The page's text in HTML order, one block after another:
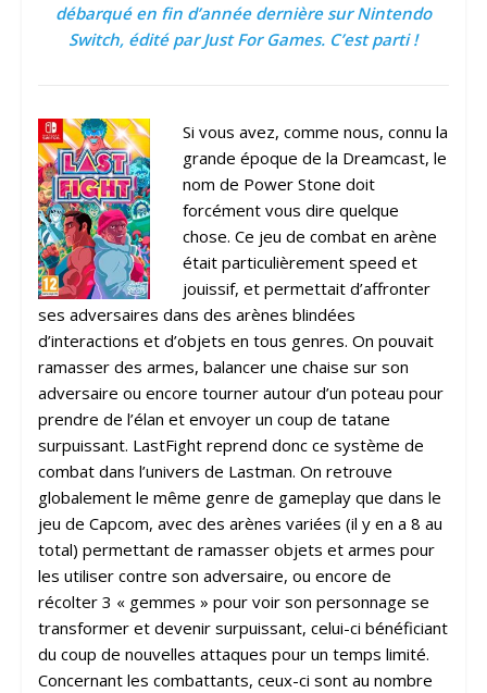
débarqué en fin d’année dernière sur Nintendo
Switch, édité par Just For Games. C’est parti !
Si vous avez, comme nous, connu la
grande époque de la Dreamcast, le
nom de Power Stone doit
forcément vous dire quelque
chose. Ce jeu de combat en arène
était particulièrement speed et
jouissif, et permettait d’affronter
ses adversaires dans des arènes blindées
d’interactions et d’objets en tous genres. On pouvait
ramasser des armes, balancer une chaise sur son
adversaire ou encore tourner autour d’un poteau pour
prendre de l’élan et envoyer un coup de tatane
surpuissant. LastFight reprend donc ce système de
combat dans l’univers de Lastman. On retrouve
globalement le même genre de gameplay que dans le
jeu de Capcom, avec des arènes variées (il y en a 8 au
total) permettant de ramasser objets et armes pour
les utiliser contre son adversaire, ou encore de
récolter 3 « gemmes » pour voir son personnage se
transformer et devenir surpuissant, celui-ci bénéficiant
du coup de nouvelles attaques pour un temps limité.
Concernant les combattants, ceux-ci sont au nombre